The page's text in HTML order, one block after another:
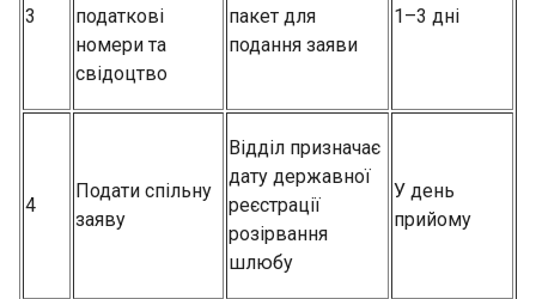
3
податкові
номери та
свідоцтво
пакет для
подання заяви
1–3 дні
4
Подати спільну
заяву
Відділ призначає
дату державної
реєстрації
розірвання
шлюбу
У день
прийому